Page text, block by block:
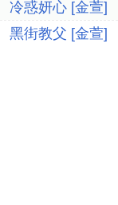
冷惑妍心 [金萱]
黑街教父 [金萱]